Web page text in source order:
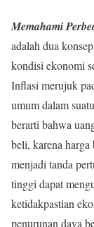
Memahami
adalah dua
kondisi ekonomi
Inflasi merujuk
umum dalam
berarti bahwa
beli, karena
menjadi tanda
tinggi dapat
ketidakpastian
penurunan daya